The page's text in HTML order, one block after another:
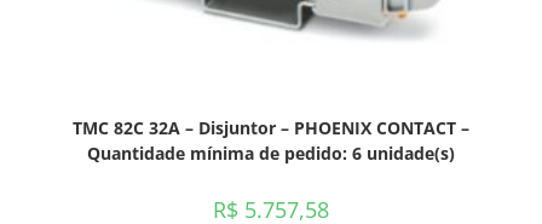
TMC 82C 32A – Disjuntor – PHOENIX CONTACT –
Quantidade mínima de pedido: 6 unidade(s)
R$ 5.757,58